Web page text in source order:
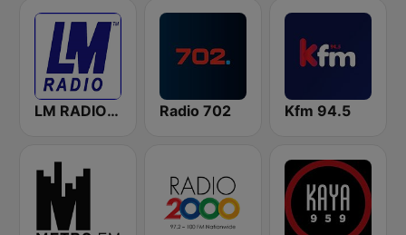
LM RADIO - Happy Listening !! Radio 702 Kfm 94.5